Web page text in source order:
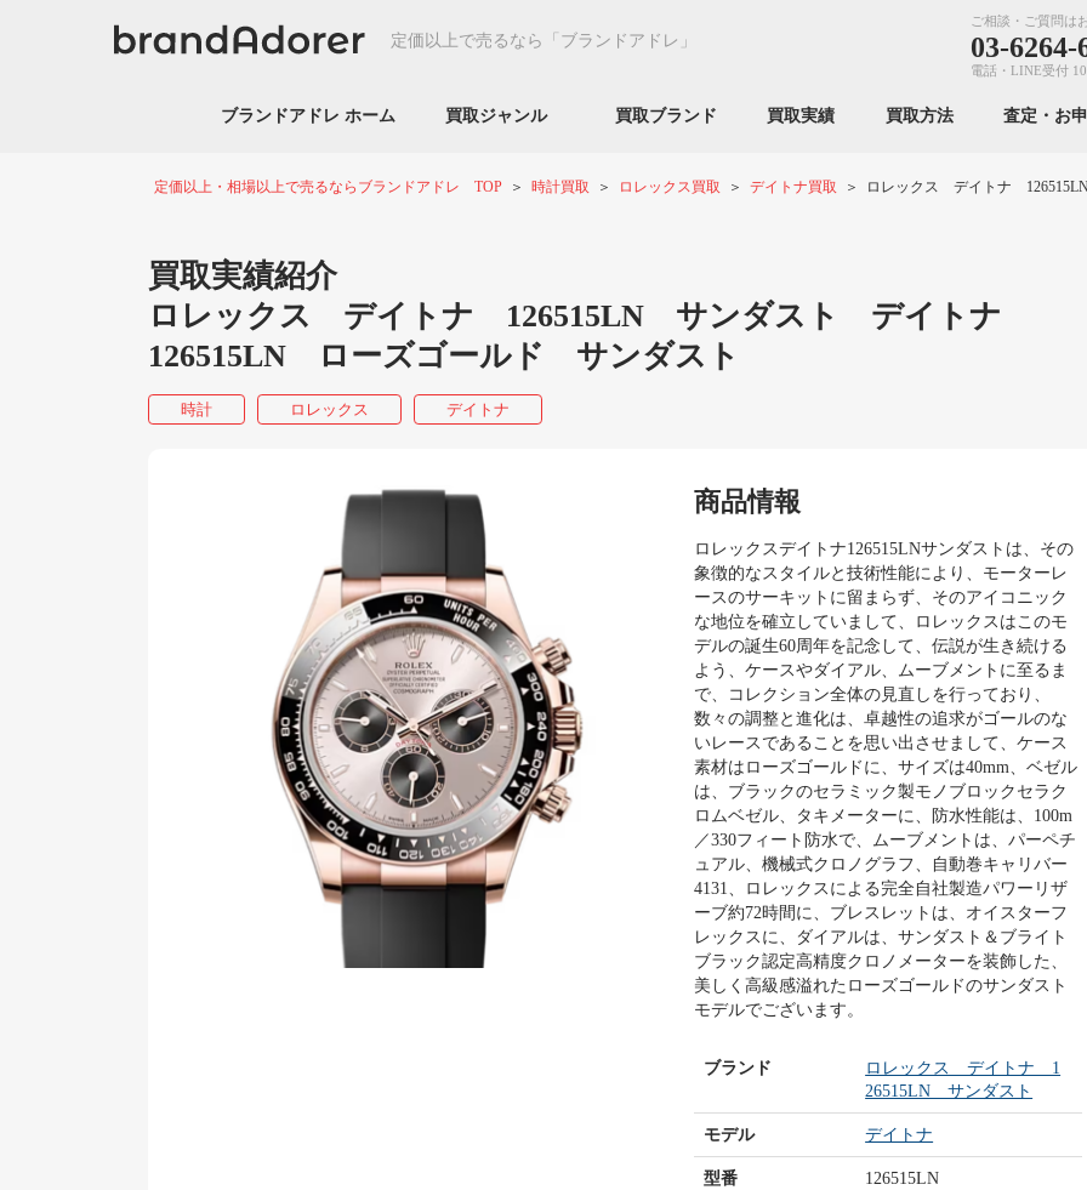
定価以上で売るなら 「ブランドアドレ」
ご相談・ご質問は
03-6264-
電話・LINE受付
ブランドアドレ ホーム 買取ジャンル 買取ブランド 買取実績 買取方法 査定・お
定価以上・相場以上で売るならブランドアドレ TOP 時計買取 ロレックス買取 デイトナ買取 ロレックス デイトナ
買取実績紹介
ロレックス デイトナ 126515LN サンダスト デイトナ
126515LN ローズゴールド サンダスト
時計 ロレックス デイトナ
商品情報
ロレックスデイトナ126515LNサンダストは、その
象徴的なスタイルと技術性能により、モーターレ
ースのサーキットに留まらず、そのアイコニック
な地位を確立していまして、ロレックスはこのモ
デルの誕生60周年を記念して、伝説が生き続ける
よう、ケースやダイアル、ムーブメントに至るま
で、コレクション全体の見直しを行っており、
数々の調整と進化は、卓越性の追求がゴールのな
いレースであることを思い出させまして、ケース
素材はローズゴールドに、サイズは40mm、ベゼル
は、ブラックのセラミック製モノブロックセラク
ロムベゼル、タキメーターに、防水性能は、100m
／330フィート防水で、ムーブメントは、パーペチ
ュアル、機械式クロノグラフ、自動巻キャリバー
4131、ロレックスによる完全自社製造パワーリザ
ーブ約72時間に、ブレスレットは、オイスターフ
レックスに、ダイアルは、サンダスト＆ブライト
ブラック認定高精度クロノメーターを装飾した、
美しく高級感溢れたローズゴールドのサンダスト
モデルでございます。
ブランド
ロレックス デイトナ 1
26515LN サンダスト
モデル デイトナ
型番 126515LN